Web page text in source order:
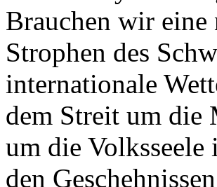
Brauchen wir
Strophen des
internationale
dem Streit um die
um die
den